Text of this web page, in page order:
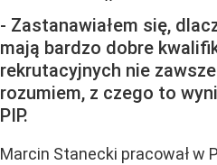
- Zastanawiałem się,
mają bardzo dobre
rekrutacyjnych nie
rozumiem, z czego to
PIP.
Marcin Stanecki pracował w